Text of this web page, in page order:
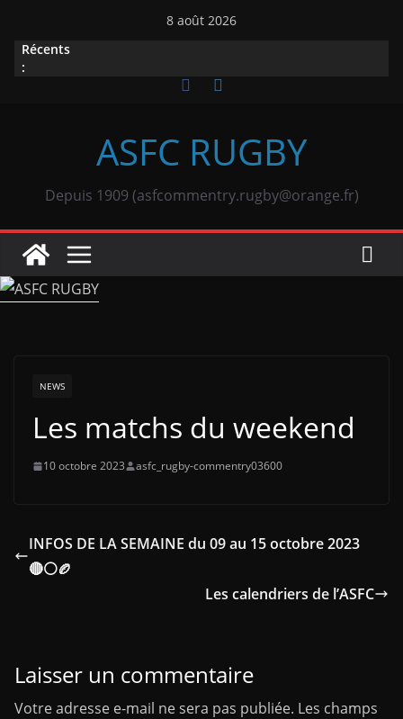
contenu
8 août 2026
Récents
:
ASFC RUGBY
Depuis 1909 (asfcommentry.rugby@orange.fr)
NEWS
Les matchs du weekend
10 octobre 2023 asfc_rugby-commentry03600
INFOS DE LA SEMAINE du 09 au 15 octobre 2023
🔴⚪🏉
Les calendriers de l’ASFC
Laisser un commentaire
Votre adresse e-mail ne sera pas publiée. Les champs